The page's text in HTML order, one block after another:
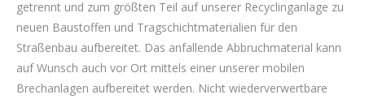
getrennt und zum größten Teil auf unserer Recyclinganlage zu
neuen Baustoffen und Tragschichtmaterialien für den
Straßenbau aufbereitet. Das anfallende Abbruchmaterial kann
auf Wunsch auch vor Ort mittels einer unserer mobilen
Brechanlagen aufbereitet werden. Nicht wiederverwertbare